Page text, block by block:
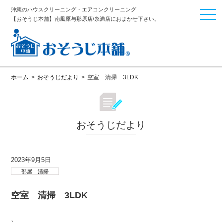
沖縄のハウスクリーニング・エアコンクリーニング
【おそうじ本舗】南風原与那原店/糸満店におまかせ下さい。
ホーム > おそうじだより > 空室 清掃 3LDK
おそうじだより
2023年9月5日
部屋 清掃
空室 清掃 3LDK